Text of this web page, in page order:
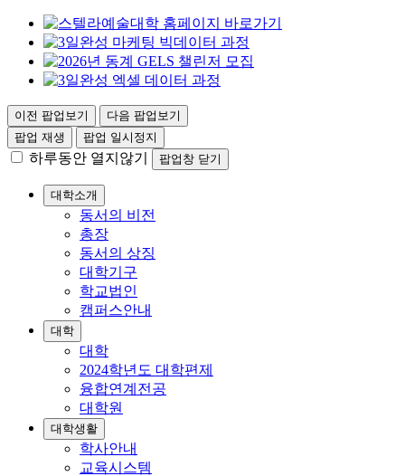
이전 팝업보기
다음 팝업보기
팝업 재생
팝업 일시정지
하루동안 열지않기 팝업창 닫기
대학소개
동서의 비전
총장
동서의 상징
대학기구
학교법인
캠퍼스안내
대학
대학
2024학년도 대학편제
융합연계전공
대학원
대학생활
학사안내
교육시스템